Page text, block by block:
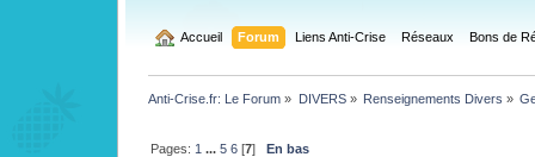
Accueil Forum Liens Anti-Crise Réseaux Bons de
Anti-Crise.fr: Le Forum » DIVERS» Renseignements Divers »
Pages: 1 ...5 6 [7]En bas